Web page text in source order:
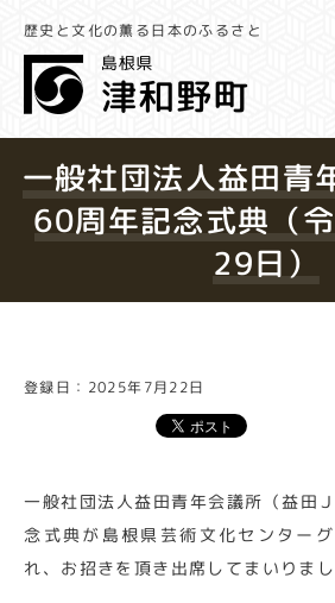
歴史と文化の薫る日本のふるさと
一般社団法人益田青
60周年記念式典（
29日）
登録日：2025年7月22日
一般社団法人益田青年会議所（益田
念式典が島根県芸術文化センター
れ、お招きを頂き出席してまいりまし